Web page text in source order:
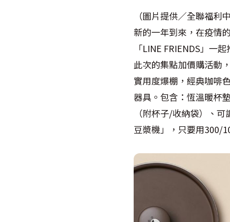
（圖片提供／全聯福利中
新的一年到來，在疫情
「LINE FRIENDS」一
此次的集點加價購活動
實用度爆棚，經典咖啡
器具。包含：恆溫暖杯
（附杯子/收納袋）、可
豆漿機」，只要用300/